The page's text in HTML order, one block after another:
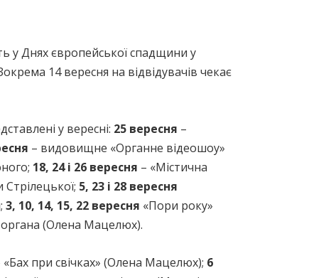
у Днях європейської спадщини у
14 вересня на відвідувачів чекає
у вересні: 25 вересня –
– видовищне «Органне відеошоу»
18, 24 і 26 вересня – «Містична
5, 23 і 28 вересня
3, 10, 14, 15, 22 вересня «Пори року»
органа (Олена Мацелюх).
«Бах при свічках» (Олена Мацелюх); 6